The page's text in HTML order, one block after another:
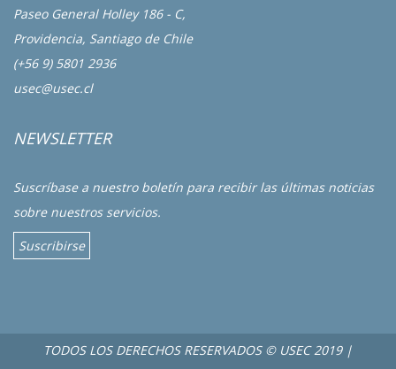
Paseo General Holley 186 - C,
Providencia, Santiago de Chile
(+56 9) 5801 2936
usec@usec.cl
NEWSLETTER
Suscríbase a nuestro boletín para recibir las últimas noticias
sobre nuestros servicios.
Suscribirse
TODOS LOS DERECHOS RESERVADOS © USEC 2019 |